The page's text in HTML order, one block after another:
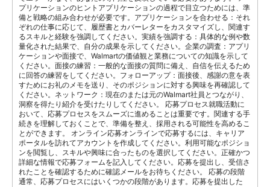
プリケーションのヒントアプリケーションの過程で目立つためには、準
備と戦略の組み合わせが必要です。アプリケーションを合わせる：それ
ぞれの仕事に応じて、履歴書とカバーレターをカスタマイズし、関連す
るスキルと経験を強調してください。実績を強調する：具体的な例や数
量化された結果で、自分の成果を示してください。企業の調査：アプリ
ケーションや面接で、Walmartの価値観と業務についての知識を示して
ください。面接の練習：一般的な面接の質問に備え、自信を伝えるため
に回答の練習をしてください。フォローアップ：面接後、感謝の意を表
すためにお礼のメモを送り、そのポジションに対する興味を再確認して
ください。ネットワーク：現在のまたは元のWalmart社員とつながり、
洞察を得たり紹介を受けたりしてください。 応募プロセス就職活動に
おいて、応募プロセスをスムーズに進めることは重要です。関連する手
続きを理解しておくことで、準備を整え、採用される可能性を高めるこ
とができます。 オンライン応募オンラインで応募するには、キャリア
ポータルを訪れてアカウントを作成してください。利用可能なポジショ
ンを閲覧し、スキルや興味に合ったものを選択してください。正確かつ
詳細な情報で応募フォームを記入してください。応募を提出し、受信さ
れたことを確認するために確認メールをお待ちください。 応募の段階
通常、応募プロセスにはいくつかの段階があります。応募を提出した